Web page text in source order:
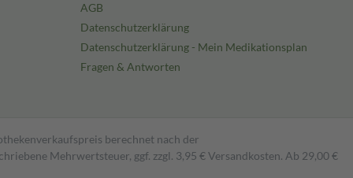
AGB
Datenschutzerklärung
Datenschutzerklärung - Mein Medikationsplan
Fragen & Antworten
berechnet nach der
Mehrwertsteuer, ggf. zzgl. 3,95 € Versandkosten. Ab 29,00 €